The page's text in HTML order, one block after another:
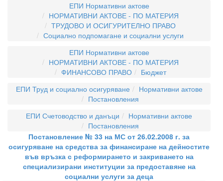
ЕПИ Нормативни актове
НОРМАТИВНИ АКТОВЕ - ПО МАТЕРИЯ
ТРУДОВО И ОСИГУРИТЕЛНО ПРАВО
Социално подпомагане и социални услуги
ЕПИ Нормативни актове
НОРМАТИВНИ АКТОВЕ - ПО МАТЕРИЯ
ФИНАНСОВО ПРАВО
Бюджет
ЕПИ Труд и социално осигуряване
Нормативни актове
Постановления
ЕПИ Счетоводство и данъци
Нормативни актове
Постановления
Постановление № 33 на МС от 26.02.2008 г. за
осигуряване на средства за финансиране на дейностите
във връзка с реформирането и закриването на
специализирани институции за предоставяне на
социални услуги за деца